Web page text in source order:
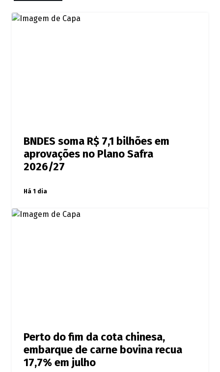
BNDES soma R$ 7,1 bilhões em
aprovações no Plano Safra
2026/27
Há 1 dia
Perto do fim da cota chinesa,
embarque de carne bovina recua
17,7% em julho